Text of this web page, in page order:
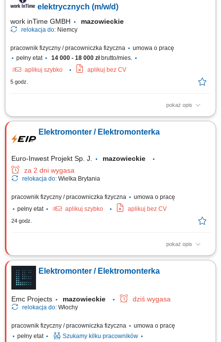
elektrycznych (m/w/d)
work inTime GMBH mazowieckie
relokacja do: Niemcy
pracownik fizyczny / pracowniczka fizyczna
umowa o pracę
pełny etat
14 000 - 18 000 złbrutto/mies.
aplikuj szybko
aplikuj bez CV
5 godz.
pokaż opis
Zakres obowiązków: Wykonywanie instalacji elektrycznych w obiektach
starych instalacji. Montaż i podłączanie szaf sterowniczych. Realizacja
prostych prac montażowych. Praca w zespole polsko-niemieckim.
Elektromonter / Elektromonterka
Euro-Inwest Projekt Sp. J.
mazowieckie
za 2 dni wygasa
relokacja do: Wielka Brytania
pracownik fizyczny / pracowniczka fizyczna
umowa o pracę
pełny etat
aplikuj szybko aplikuj bez CV
24 godz.
pokaż opis
Montaż i budowa tras oraz linii kablowych. Instalacja gniazdek,
sterowania i oświetlenia. Montaż rozdzielnic i szaf sterowniczych.
Elektromonter / Elektromonterka
Emc Projects mazowieckie dziś wygasa
relokacja do: Włochy
pracownik fizyczny / pracowniczka fizyczna
umowa o pracę
pełny etat
Szukamy kilku pracowników